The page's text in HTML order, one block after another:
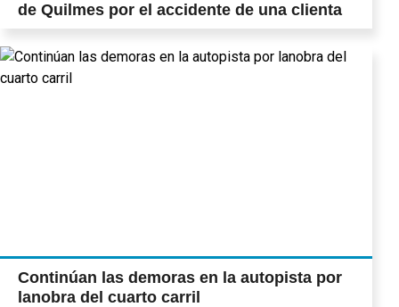
de Quilmes por el accidente de una clienta
Continúan las demoras en la autopista por
lanobra del cuarto carril